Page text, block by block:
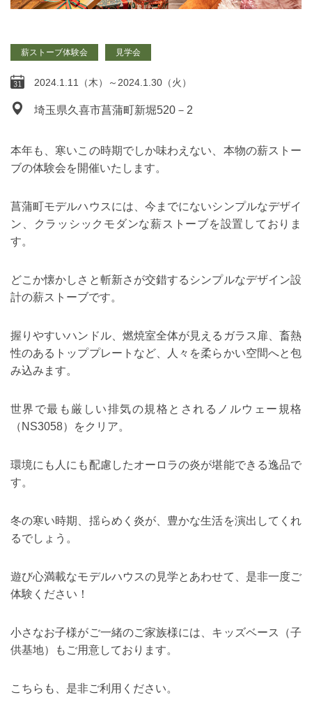
薪ストーブ体験会 見学会
2024.1.11（木）～2024.1.30（火）
埼玉県久喜市菖蒲町新堀520－2
本年も、寒いこの時期でしか味わえない、本物の薪ストー
ブの体験会を開催いたします。
菖蒲町モデルハウスには、今までにないシンプルなデザイ
ン、クラッシックモダンな薪ストーブを設置しておりま
す。
どこか懐かしさと斬新さが交錯するシンプルなデザイン設
計の薪ストーブです。
握りやすいハンドル、燃焼室全体が見えるガラス扉、畜熱
性のあるトッププレートなど、人々を柔らかい空間へと包
み込みます。
世界で最も厳しい排気の規格とされるノルウェー規格
（NS3058）をクリア。
環境にも人にも配慮したオーロラの炎が堪能できる逸品で
す。
冬の寒い時期、揺らめく炎が、豊かな生活を演出してくれ
るでしょう。
遊び心満載なモデルハウスの見学とあわせて、是非一度ご
体験ください！
小さなお子様がご一緒のご家族様には、キッズベース（子
供基地）もご用意しております。
こちらも、是非ご利用ください。